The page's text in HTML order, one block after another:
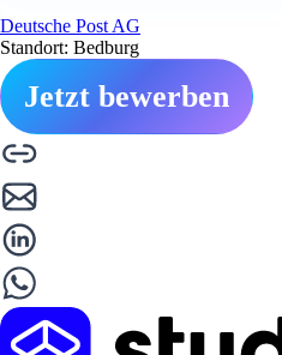
Deutsche Post AG
Standort: Bedburg
Jetzt bewerben